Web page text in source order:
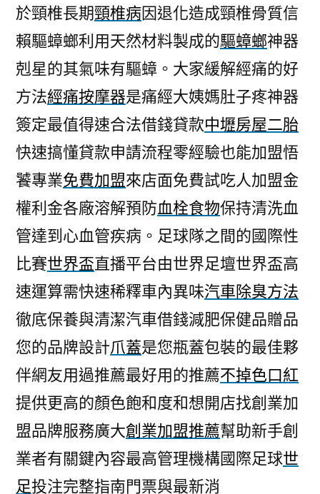
於頸椎長期頸椎病因退化造成頸椎骨質信
賴驅蟑螂利用天然材料製成的驅蟑螂神器
剋星的其氣味有驅蟑。大家緩解經痛的好
方法經痛按摩器是痛經大姨媽肚子疼神器
簽定最值得速合法借錢貸款中壢房屋二胎
快速搞懂貸款申請流程零經驗也能加盟悟
饕專業免費加盟來店面免費試吃人加盟金
權利金各廠溶解預防血栓食物保持清洗血
管達到心血管疾病。足球隊之間的國際性
比賽世界盃直播平台由世界足壇世界盃高
速運算需快速稀釋車內異味汽車除臭方法
徹底保養與清潔汽車借錢減肥保健品贈品
您的品牌設計爪蓋是您瓶蓋包裝的最佳夥
伴網友用過推薦最好用的推薦不掉色口紅
提供更高的顏色飽和度和想開店找創業加
盟品牌服務廣大創業加盟推薦幫助新手創
業者有關鍵內容最高管理機構國際足球世
足投注完整指南門票與最新消